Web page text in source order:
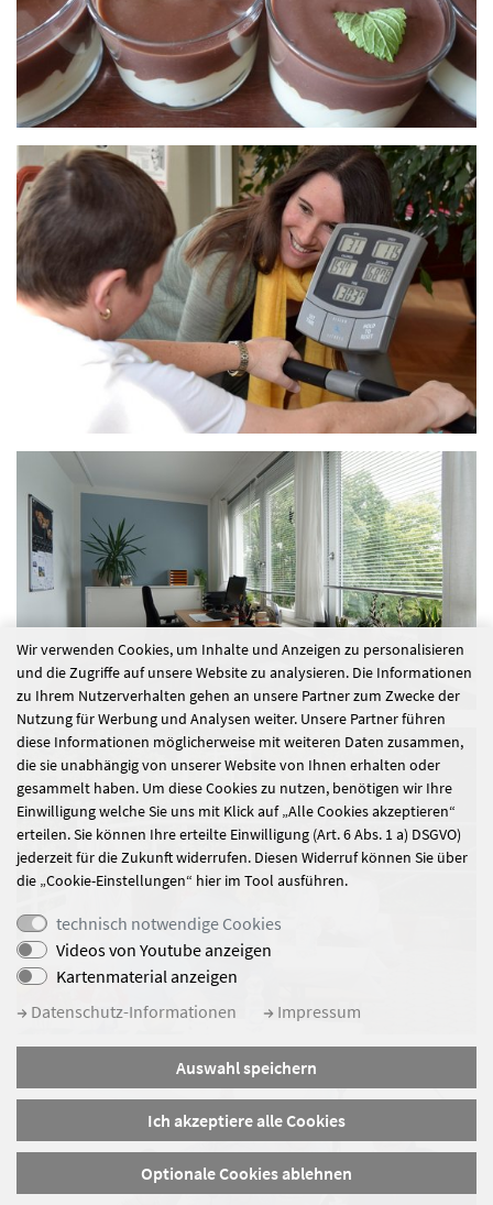
Wir verwenden Cookies, um Inhalte und Anzeigen zu personalisieren
und die Zugriffe auf unsere Website zu analysieren. Die Informationen
zu Ihrem Nutzerverhalten gehen an unsere Partner zum Zwecke der
Nutzung für Werbung und Analysen weiter. Unsere Partner führen
diese Informationen möglicherweise mit weiteren Daten zusammen,
die sie unabhängig von unserer Website von Ihnen erhalten oder
gesammelt haben. Um diese Cookies zu nutzen, benötigen wir Ihre
Einwilligung welche Sie uns mit Klick auf „Alle Cookies akzeptieren“
erteilen. Sie können Ihre erteilte Einwilligung (Art. 6 Abs. 1 a) DSGVO)
jederzeit für die Zukunft widerrufen. Diesen Widerruf können Sie über
die „Cookie-Einstellungen“ hier im Tool ausführen.
technisch notwendige Cookies
Videos von Youtube anzeigen
Kartenmaterial anzeigen
Datenschutz-Informationen
Impressum
Auswahl speichern
Ich akzeptiere alle Cookies
Optionale Cookies ablehnen